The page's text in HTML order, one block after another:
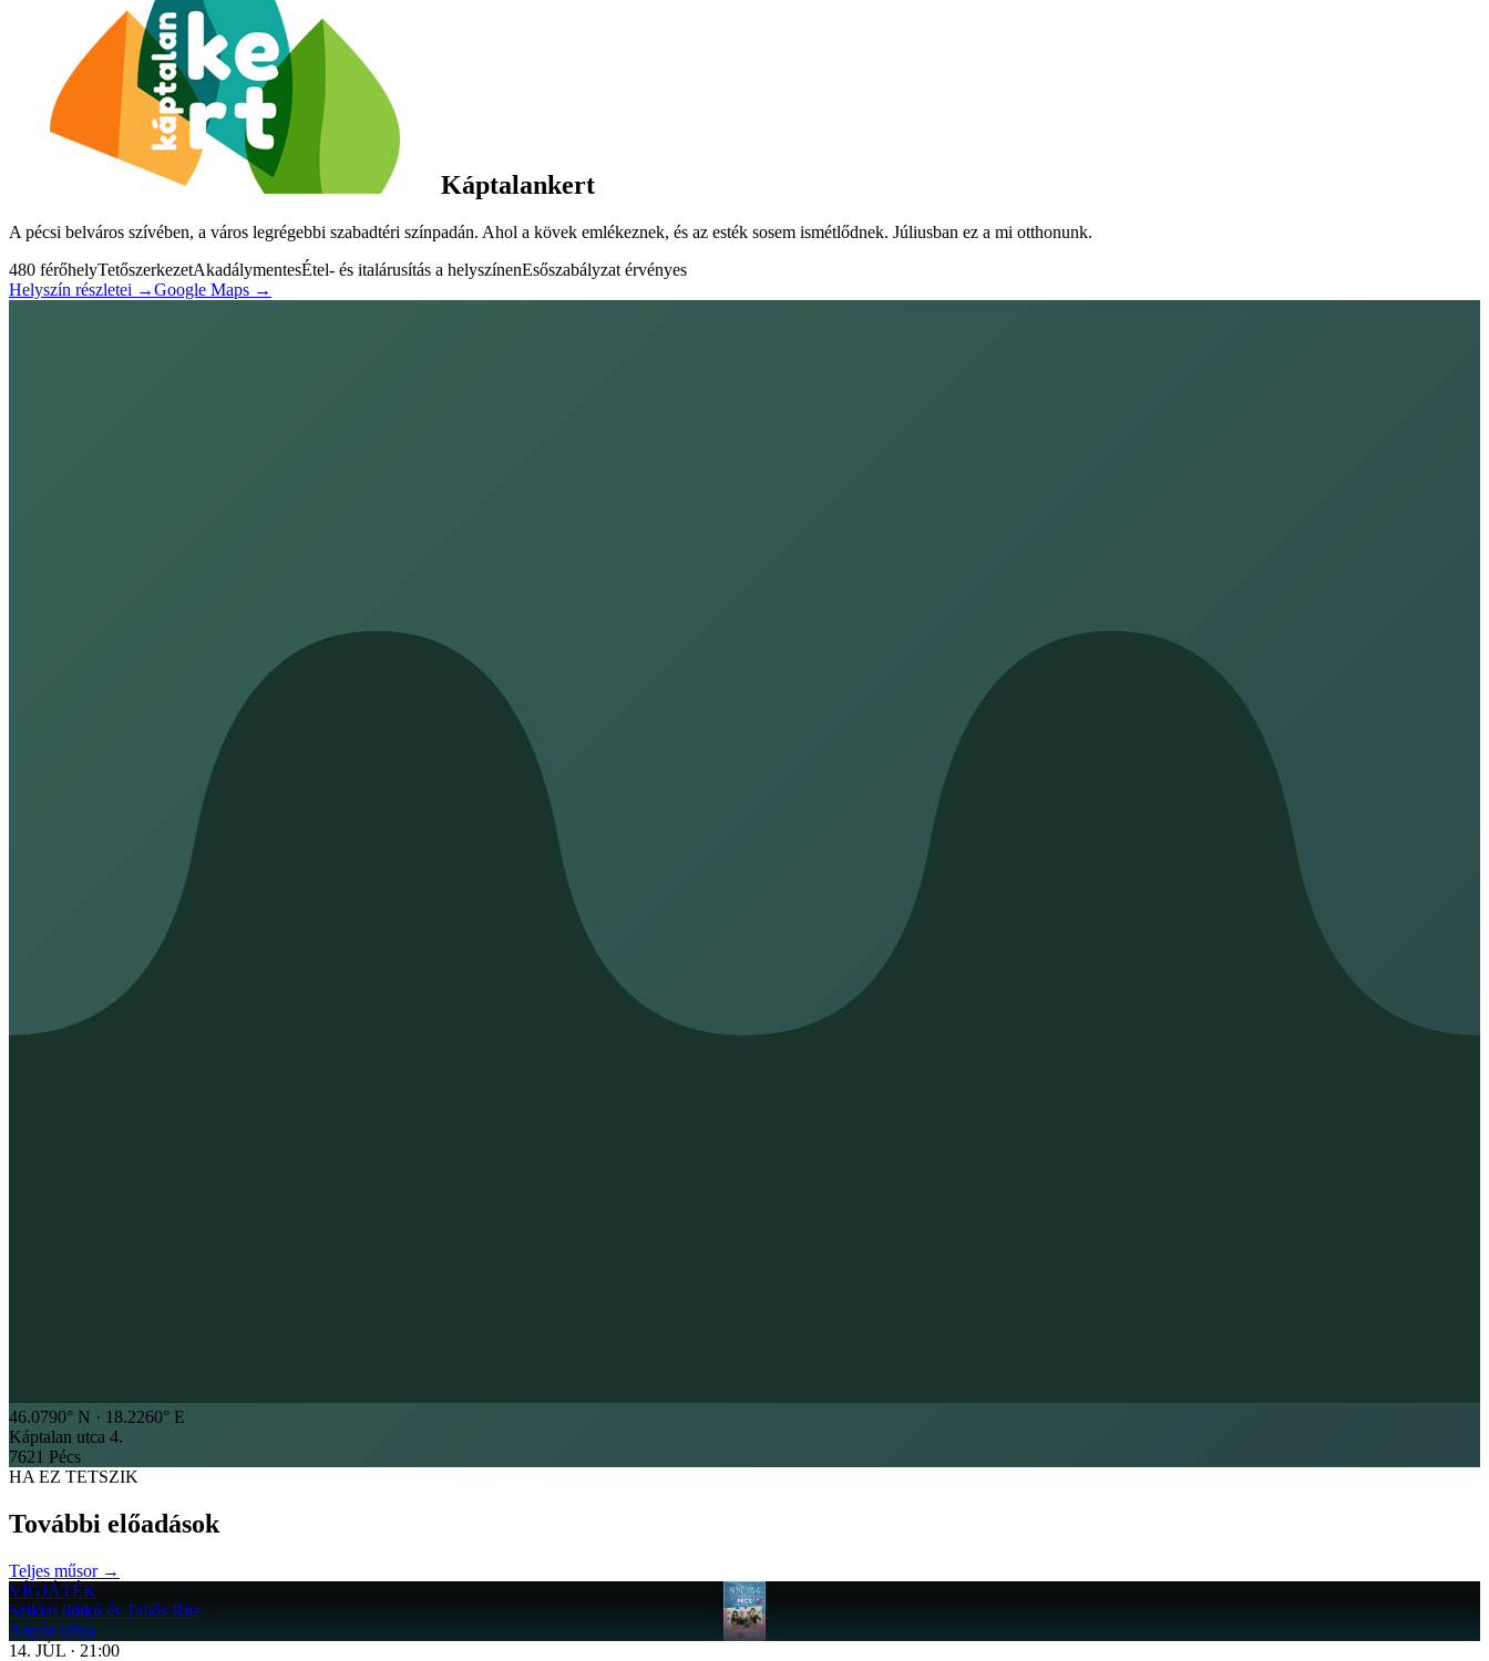
Káptalankert
A pécsi belváros szívében, a város legrégebbi szabadtéri színpadán. Ahol a kövek emlékeznek, és az esték sosem ismétlődnek. Júliusban ez a mi otthonunk.
480 férőhelyTetőszerkezetAkadálymentesÉtel- és italárusítás a helyszínenEsőszabályzat érvényes
Helyszín részletei →Google Maps →
46.0790° N · 18.2260° E
Káptalan utca 4.
7621 Pécs
HA EZ TETSZIK
További előadások
Teljes műsor →
VÍGJÁTÉK
Sziklai Ildikó és Tallós Rita
Anyád kínja
14. JÚL · 21:00